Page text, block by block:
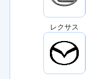
レクサス